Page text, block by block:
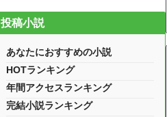
投稿小説
あなたにおすすめの小説
HOTランキング
年間アクセスランキング
完結小説ランキング